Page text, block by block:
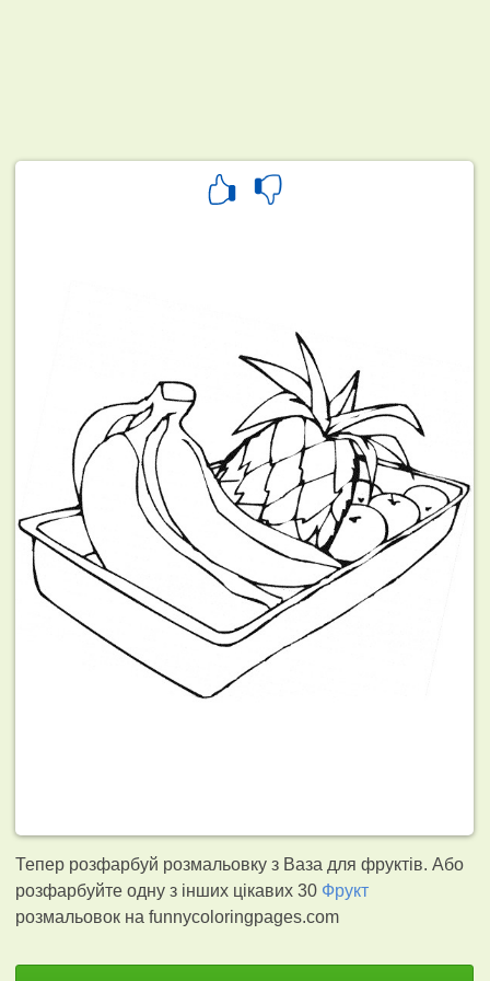
Тепер розфарбуй розмальовку з Ваза для фруктів. Або
розфарбуйте одну з інших цікавих 30 Фрукт
розмальовок на funnycoloringpages.com